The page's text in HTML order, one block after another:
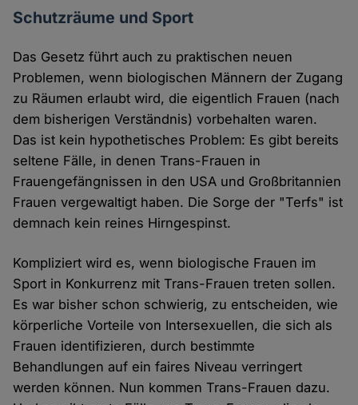
Schutzräume und Sport
Das Gesetz führt auch zu praktischen neuen
Problemen, wenn biologischen Männern der Zugang
zu Räumen erlaubt wird, die eigentlich Frauen (nach
dem bisherigen Verständnis) vorbehalten waren.
Das ist kein hypothetisches Problem: Es gibt bereits
seltene Fälle, in denen Trans-Frauen in
Frauengefängnissen in den USA und Großbritannien
Frauen vergewaltigt haben. Die Sorge der "Terfs" ist
demnach kein reines Hirngespinst.
Kompliziert wird es, wenn biologische Frauen im
Sport in Konkurrenz mit Trans-Frauen treten sollen.
Es war bisher schon schwierig, zu entscheiden, wie
körperliche Vorteile von Intersexuellen, die sich als
Frauen identifizieren, durch bestimmte
Behandlungen auf ein faires Niveau verringert
werden können. Nun kommen Trans-Frauen dazu.